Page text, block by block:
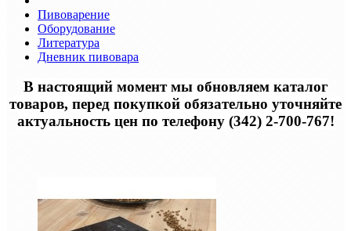
Пивоварение
Оборудование
Литература
Дневник пивовара
В настоящий момент мы обновляем каталог
товаров, перед покупкой обязательно уточняйте
актуальность цен по телефону (342) 2-700-767!